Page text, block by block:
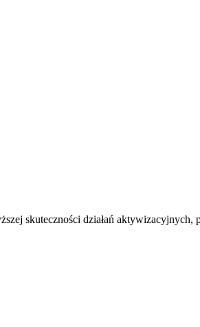
skuteczności działań aktywizacyjnych,